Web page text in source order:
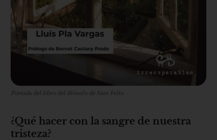
Portada del libro del filósofo de Sant Feliu
¿Qué hacer con la sangre de nuestra
tristeza?